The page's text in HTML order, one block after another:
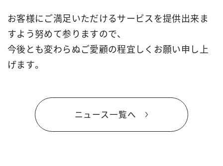
お客様にご満足いただけるサービスを提供出来ま
すよう努めて参りますので、
今後とも変わらぬご愛顧の程宜しくお願い申し上
げます。
ニュース一覧へ